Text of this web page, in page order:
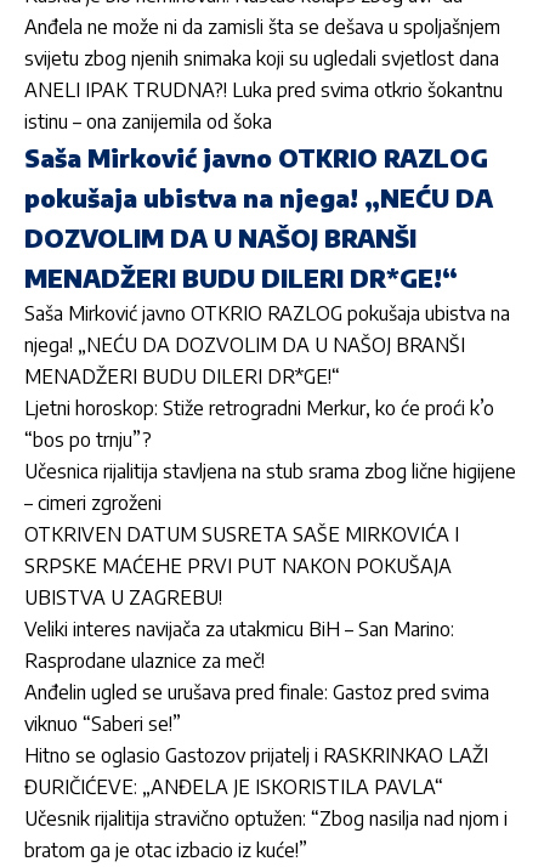
Anđela ne može ni da zamisli šta se dešava u spoljašnjem
svijetu zbog njenih snimaka koji su ugledali svjetlost dana
ANELI IPAK TRUDNA?! Luka pred svima otkrio šokantnu
istinu – ona zanijemila od šoka
Saša Mirković javno OTKRIO RAZLOG
pokušaja ubistva na njega! „NEĆU DA
DOZVOLIM DA U NAŠOJ BRANŠI
MENADŽERI BUDU DILERI DR*GE!“
Saša Mirković javno OTKRIO RAZLOG pokušaja ubistva na
njega! „NEĆU DA DOZVOLIM DA U NAŠOJ BRANŠI
MENADŽERI BUDU DILERI DR*GE!“
Ljetni horoskop: Stiže retrogradni Merkur, ko će proći k’o
“bos po trnju”?
Učesnica rijalitija stavljena na stub srama zbog lične higijene
– cimeri zgroženi
OTKRIVEN DATUM SUSRETA SAŠE MIRKOVIĆA I
SRPSKE MAĆEHE PRVI PUT NAKON POKUŠAJA
UBISTVA U ZAGREBU!
Veliki interes navijača za utakmicu BiH – San Marino:
Rasprodane ulaznice za meč!
Anđelin ugled se urušava pred finale: Gastoz pred svima
viknuo “Saberi se!”
Hitno se oglasio Gastozov prijatelj i RASKRINKAO LAŽI
ĐURIČIĆEVE: „ANĐELA JE ISKORISTILA PAVLA“
Učesnik rijalitija stravično optužen: “Zbog nasilja nad njom i
bratom ga je otac izbacio iz kuće!”